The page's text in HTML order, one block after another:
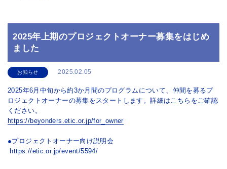
2025年上期のプロジェクトオーナー募集をはじめ
ました
お知らせ 2025.02.05
2025年6月中旬から約3か月間のプログラムについて、仲間を募るプ
ロジェクトオーナーの募集をスタートします。詳細はこちらをご確認
ください。
https://beyonders.etic.or.jp/for_owner
●プロジェクトオーナー向け説明会
https://etic.or.jp/event/5594/